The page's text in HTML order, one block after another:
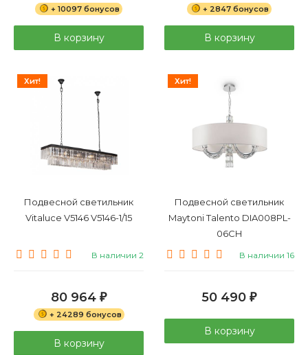
+ 10097 бонусов
В корзину
+ 2847 бонусов
В корзину
Хит!
Подвесной светильник
Vitaluce V5146 V5146-1/15
В наличии 2
80 964 ₽
+ 24289 бонусов
В корзину
Хит!
Подвесной светильник
Maytoni Talento DIA008PL-
06CH
В наличии 16
50 490 ₽
В корзину